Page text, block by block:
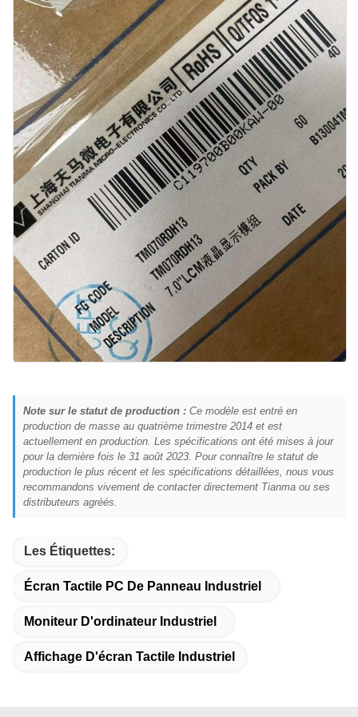
Note sur le statut de production : Ce modèle est entré en
production de masse au quatrième trimestre 2014 et est
actuellement en production. Les spécifications ont été mises à jour
pour la dernière fois le 31 août 2023. Pour connaître le statut de
production le plus récent et les spécifications détaillées, nous vous
recommandons vivement de contacter directement Tianma ou ses
distributeurs agréés.
Les Étiquettes:
Écran Tactile PC De Panneau Industriel
Moniteur D'ordinateur Industriel
Affichage D'écran Tactile Industriel